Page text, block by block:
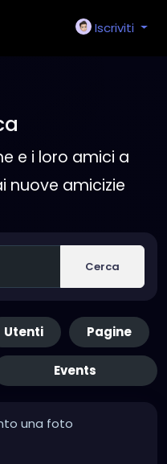
Iscriviti
e i loro amici a
nuove amicizie
Cerca
Utenti Pagine
Events
una foto